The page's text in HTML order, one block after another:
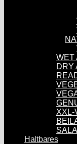
WET
DRY
XXL-
Haltbares